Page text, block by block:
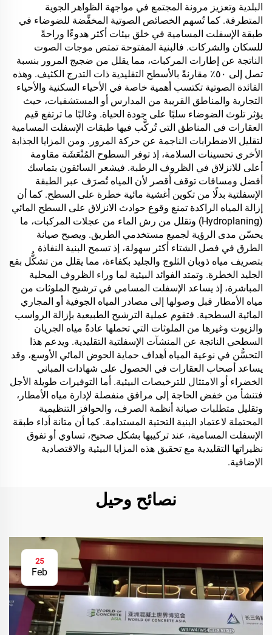
البلدية وتعزيز مرونة المجتمع في مواجهة الظواهر الجوية
المتطرفة. كما تُسهم الخصائص الصوتية المخفِّضة للضوضاء في
طبقة الإسفلت المسامية في خلق بيئات أكثر هدوءًا وراحةً
للسكان والشركات. فالبنية المفتوحة تمتص موجات الصوت
الناتجة عن إطارات المركبات، مما يقلل من ضجيج المرور بنسبة
تصل إلى ٥٠٪ مقارنةً بالأسطح التقليدية ذات التدرج الكثيف. وهذه
الفائدة الصوتية تكتسب أهمية خاصة في الأحياء السكنية والأحياء
التجارية والمناطق القريبة من المدارس أو المستشفيات، حيث
يؤثر تلوث الضوضاء سلبًا على جودة الحياة. وغالبًا ما ترتفع قيم
العقارات في المناطق التي تُركَّب فيها طبقات الإسفلت المسامية
لتقليل الاضطرابات الناجمة عن حركة المرور. ومن المزايا الجذابة
الأخرى تحسينات السلامة، إذ توفر السطوح المُنْعَشَة مقاومة
أعلى للانزلاق في الظروف الرطبة. فيشعر السائقون بتماسك
أفضل ومسافات توقف أقصر لأن المياه تُصرَف عبر الطبقة
الإسفلتية بدلًا من تكوين أغشية مائية خطرة على السطح. كما أن
إزالة المياه الراكدة تمنع وقوع حوادث الانزلاق على السطح المائي
(Hydroplaning) وتقلل من رش الماء من عجلات المركبات، ما
يحسّن مدى الرؤية لجميع مستخدمي الطريق. ويصبح صيانة
الطرق في فصل الشتاء أكثر سهولة، إذ تسمح البنية النفاذة
بتصريف مياه ذوبان الثلوج والجليد بكفاءة، مما يقلل من تشكُّل بقع
الجليد الخطرة. وتمتد الفوائد البيئية لما وراء الظروف المحلية
المباشرة، إذ يساعد الإسفلت المسامي في ترشيح الملوثات من
مياه الأمطار قبل وصولها إلى مصادر المياه الجوفية أو المجاري
المائية السطحية. فتقوم عملية الترشيح الطبيعية بإزالة الرواسب
والزيوت وغيرها من الملوثات التي تحملها عادةً مياه الجريان
السطحي الناتجة عن المنشآت الإسفلتية التقليدية. ويدعم هذا
التحسُّن في نوعية المياه أهداف حماية الحوض المائي الأوسع، وقد
يساعد أصحاب العقارات في الحصول على شهادات المباني
الخضراء أو الامتثال للترخيصات البيئية. أما التوفيرات طويلة الأجل
فتنشأ من خفض الحاجة إلى مرافق منفصلة لإدارة مياه الأمطار،
وتقليل متطلبات صيانة أنظمة الصرف، والحوافز التنظيمية
المحتملة لاعتماد البنية التحتية المستدامة. كما أن متانة أداء طبقة
الإسفلت المسامية، عند تركيبها بشكل صحيح، تساوي أو تفوق
نظيراتها التقليدية مع تحقيق هذه المزايا البيئية والاقتصادية
الإضافية.
نصائح وحيل
25
Feb